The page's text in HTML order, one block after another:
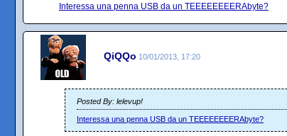
Interessa una penna USB da un TEEEEEEEERAbyte?
QiQQo 10/01/2013, 17:20
Posted By: lelevup!
Interessa una penna USB da un TEEEEEEEERAbyte?